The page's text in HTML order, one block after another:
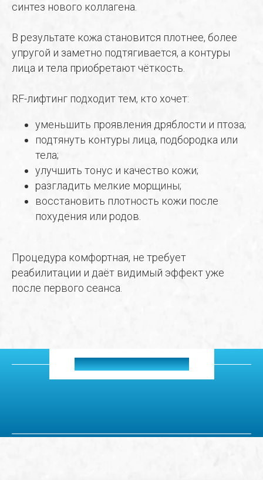
синтез нового коллагена.
В результате кожа становится плотнее, более
упругой и заметно подтягивается, а контуры
лица и тела приобретают чёткость.
RF-лифтинг подходит тем, кто хочет:
уменьшить проявления дряблости и птоза;
подтянуть контуры лица, подбородка или
тела;
улучшить тонус и качество кожи;
разгладить мелкие морщины;
восстановить плотность кожи после
похудения или родов.
Процедура комфортная, не требует
реабилитации и даёт видимый эффект уже
после первого сеанса.
ВАШ РЕЗУЛЬТАТ